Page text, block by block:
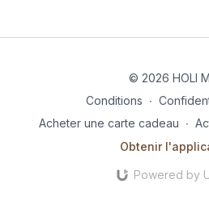
© 2026 HOLI
Conditions ∙
Acheter une carte cadeau ∙
Obtenir
Powered by